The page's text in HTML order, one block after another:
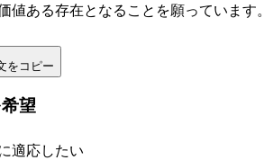
値ある存在となることを願っています
をコピー
望
適応したい